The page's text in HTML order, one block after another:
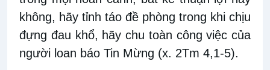
không, hãy tỉnh táo đề phòng trong khi chịu
đựng đau khổ, hãy chu toàn công việc của
người loan báo Tin Mừng (x. 2Tm 4,1-5).